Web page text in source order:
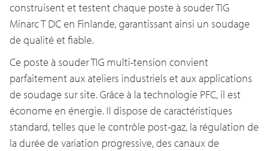
construisent et testent chaque poste à souder TIG
Minarc T DC en Finlande, garantissant ainsi un soudage
de qualité et fiable.
Ce poste à souder TIG multi-tension convient
parfaitement aux ateliers industriels et aux applications
de soudage sur site. Grâce à la technologie PFC, il est
économe en énergie. Il dispose de caractéristiques
standard, telles que le contrôle post-gaz, la régulation de
la durée de variation progressive, des canaux de